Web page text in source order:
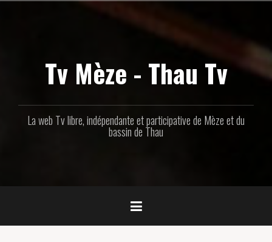
Tv Mèze - Thau Tv
La web Tv libre, indépendante et participative de Mèze et du
bassin de Thau